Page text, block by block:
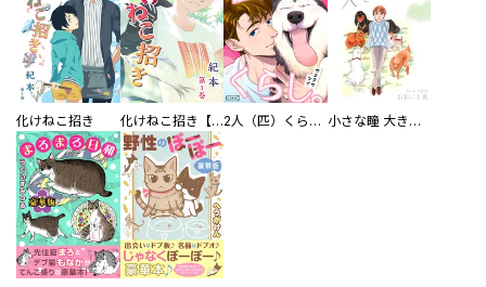
化けねこ招き 化けねこ招き【描きおろし付合冊版】 2人（匹）くらし。 小さな瞳 大きな鼓動